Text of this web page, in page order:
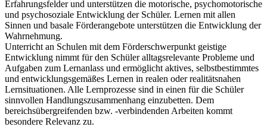
Erfahrungsfelder und unterstützen die motorische, psychomotorische
und psychosoziale Entwicklung der Schüler. Lernen mit allen
Sinnen und basale Förderangebote unterstützen die Entwicklung der
Wahrnehmung.
Unterricht an Schulen mit dem Förderschwerpunkt geistige
Entwicklung nimmt für den Schüler alltagsrelevante Probleme und
Aufgaben zum Lernanlass und ermöglicht aktives, selbstbestimmtes
und entwicklungsgemäßes Lernen in realen oder realitätsnahen
Lernsituationen. Alle Lernprozesse sind in einen für die Schüler
sinnvollen Handlungszusammenhang einzubetten. Dem
bereichsübergreifenden bzw. -verbindenden Arbeiten kommt
besondere Relevanz zu.